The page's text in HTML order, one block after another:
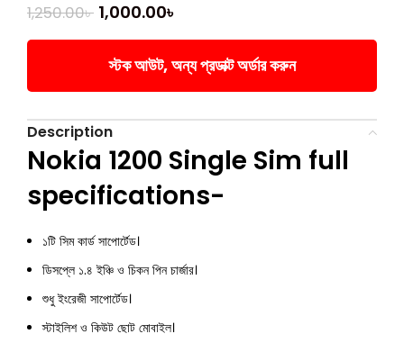
1,250.00৳ 1,000.00৳
স্টক আউট, অন্য প্রডাক্ট অর্ডার করুন
Description
Nokia 1200 Single Sim full
specifications-
১টি সিম কার্ড সাপোর্টেড।
ডিসপ্লে ১.৪ ইঞ্চি ও চিকন পিন চার্জার।
শুধু ইংরেজী সাপোর্টেড।
স্টাইলিশ ও কিউট ছোট মোবাইল।